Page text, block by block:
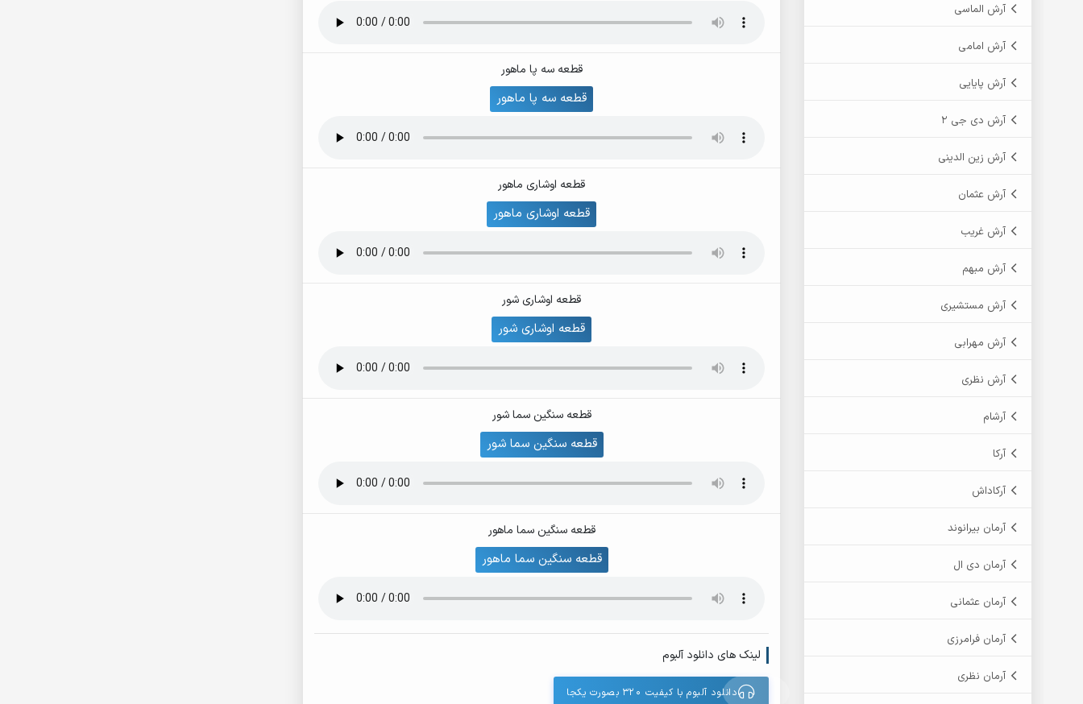
آرش الماسی
آرش امامی
آرش پایایی
آرش دی جی 2
آرش زین الدینی
آرش عثمان
آرش غریب
آرش مبهم
آرش مستشیری
آرش مهرابی
آرش نظری
آرشام
آرکا
آرکاداش
آرمان بیرانوند
آرمان دی ال
آرمان عثمانی
آرمان فرامرزی
آرمان نظری
قطعه سه پا ماهور
قطعه سه پا ماهور
قطعه اوشاری ماهور
قطعه اوشاری ماهور
قطعه اوشاری شور
قطعه اوشاری شور
قطعه سنگین سما شور
قطعه سنگین سما شور
قطعه سنگین سما ماهور
قطعه سنگین سما ماهور
لینک های دانلود آلبوم
دانلود آلبوم با کیفیت 320 بصورت یکجا